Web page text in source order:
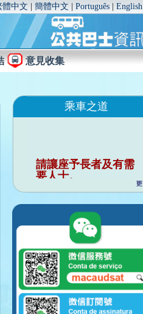
體中文 簡體中文 Português English
意見收集
乘車之道
請讓座予長者及有需
要人士。
行車時請勿與司機談
話。
請勿把個人物品佔用
行車時請緊握扶手。
請向將抵站巴士揚
手，示意登車。